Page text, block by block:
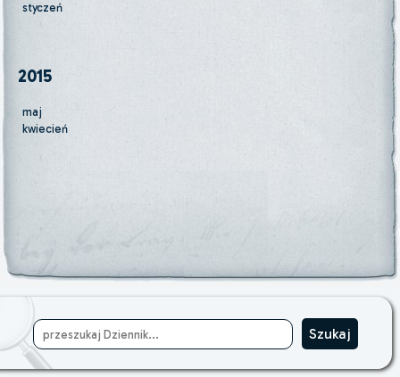
styczeń
2015
maj
kwiecień